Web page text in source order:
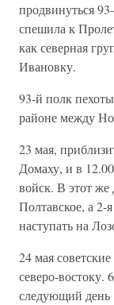
продвинуться
спешила к
как северная
Ивановку.
93-й полк
районе между
23 мая,
Домаху, и в
войск. В этот же
Полтавское, а 2-
наступать на
24 мая
северо-востоку.
следующий день